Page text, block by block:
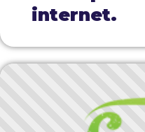
internet.